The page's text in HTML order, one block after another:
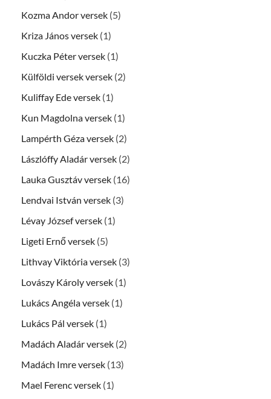
Kozma Andor versek (5)
Kriza János versek (1)
Kuczka Péter versek (1)
Külföldi versek versek (2)
Kuliffay Ede versek (1)
Kun Magdolna versek (1)
Lampérth Géza versek (2)
Lászlóffy Aladár versek (2)
Lauka Gusztáv versek (16)
Lendvai István versek (3)
Lévay József versek (1)
Ligeti Ernő versek (5)
Lithvay Viktória versek (3)
Lovászy Károly versek (1)
Lukács Angéla versek (1)
Lukács Pál versek (1)
Madách Aladár versek (2)
Madách Imre versek (13)
Mael Ferenc versek (1)